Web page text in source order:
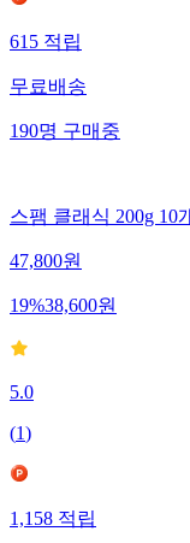
615 적립
무료배송
190명 구매중
스팸 클래식 200g 10
47,800원
19%38,600원
5.0
(1)
1,158 적립